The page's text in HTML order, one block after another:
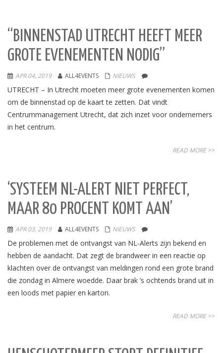
“BINNENSTAD UTRECHT HEEFT MEER
GROTE EVENEMENTEN NODIG”
APR 04, 2019 ALL4EVENTS NIEUWS
UTRECHT – In Utrecht moeten meer grote evenementen komen
om de binnenstad op de kaart te zetten. Dat vindt
Centrummanagement Utrecht, dat zich inzet voor ondernemers
in het centrum.
READ MORE >>
‘SYSTEEM NL-ALERT NIET PERFECT,
MAAR 80 PROCENT KOMT AAN’
APR 03, 2019 ALL4EVENTS NIEUWS
De problemen met de ontvangst van NL-Alerts zijn bekend en
hebben de aandacht. Dat zegt de brandweer in een reactie op
klachten over de ontvangst van meldingen rond een grote brand
die zondag in Almere woedde. Daar brak ’s ochtends brand uit in
een loods met papier en karton.
READ MORE >>